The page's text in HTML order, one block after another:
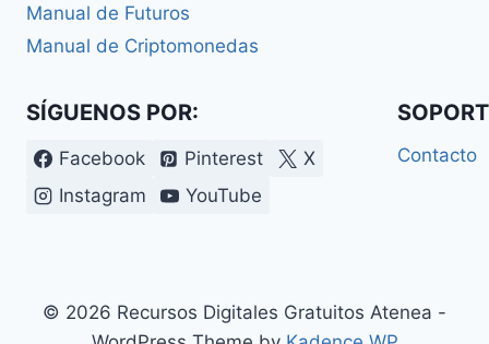
Manual de Futuros
Manual de Criptomonedas
SÍGUENOS POR:
Facebook Pinterest
X
Instagram
YouTube
Contacto
© 2026 Recursos Digitales Gratuitos Atenea -